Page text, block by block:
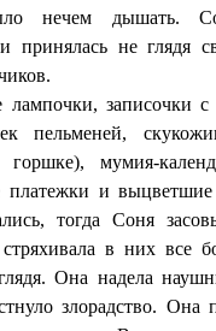
нечем дышать.
принялась не глядя
лампочки, записочки с
пельменей,
мумия-
платежки и
тогда Соня
в них все
Она надела
злорадство. Она